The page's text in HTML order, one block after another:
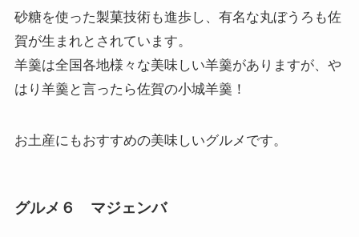
賀が生まれとされています。
羊羹は全国各地様々な美味しい羊羹がありますが、や
はり羊羹と言ったら佐賀の小城羊羹！